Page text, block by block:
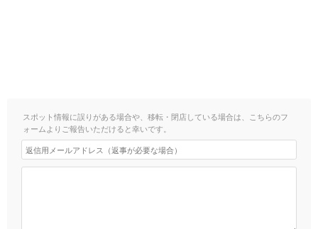
スポット情報に誤りがある場合や、移転・閉店している場合は、こちらのフ
ォームよりご報告いただけると幸いです。